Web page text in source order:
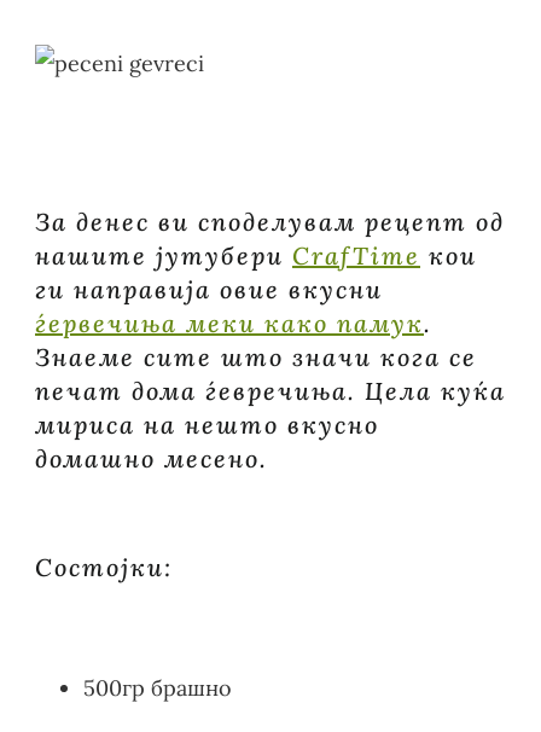
За денес ви споделувам рецепт од
нашите јутубери CrafTime кои
ги направија овие вкусни
ѓервечиња меки како памук.
Знаеме сите што значи кога се
печат дома ѓевречиња. Цела куќа
мириса на нешто вкусно
домашно месено.
Состојки:
500гр брашно